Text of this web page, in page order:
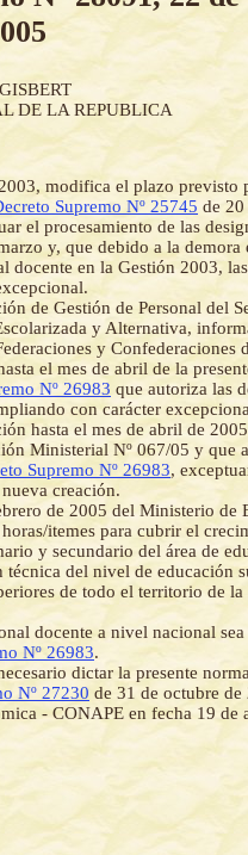
DE LA REPUBLICA
modifica el plazo previsto
Supremo Nº 25745 de
el procesamiento de las
y, que debido a la demora
en la Gestión 2003,
de Gestión de Personal del
y Alternativa,
y Confederaciones
el mes de abril de la
Nº 26983 que autoriza las
con carácter
hasta el mes de abril de
Ministerial Nº 067/05 y que
Supremo Nº 26983,
creación.
de 2005 del Ministerio de
itemes para cubrir el
y secundario del área de
técnica del nivel de educación
de todo el territorio de la
docente a nivel nacional
Nº 26983.
dictar la presente
Nº 27230 de 31 de octubre
- CONAPE en fecha 19 de